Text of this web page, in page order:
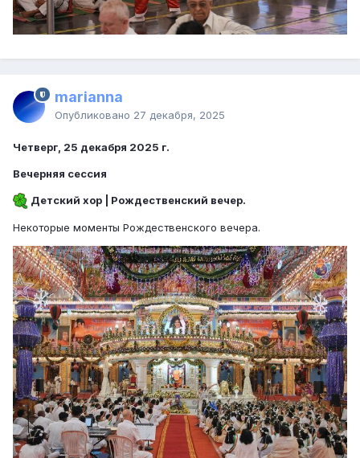
marianna
Опубликовано 27 декабря, 2025
Четверг, 25 декабря 2025 г.
Вечерняя сессия
Детский хор | Рождественский вечер.
Некоторые моменты Рождественского вечера.